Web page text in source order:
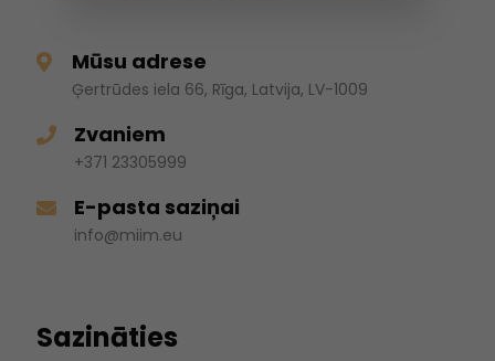
Mūsu adrese
Ģertrūdes iela 66, Rīga, Latvija, LV-1009
Zvaniem
+371 23305999
E-pasta saziņai
info@miim.eu
Sazināties